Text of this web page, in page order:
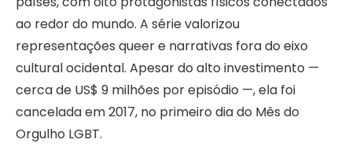
ao redor do mundo. A série valorizou
representações queer e narrativas fora do eixo
cultural ocidental. Apesar do alto investimento —
cerca de US$ 9 milhões por episódio —, ela foi
cancelada em 2017, no primeiro dia do Mês do
Orgulho LGBT.